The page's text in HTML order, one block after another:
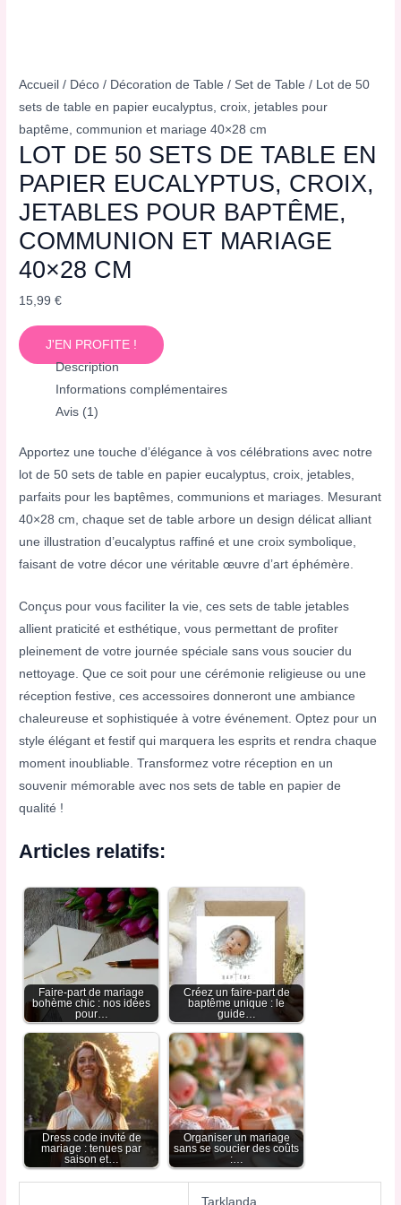
Accueil / Déco / Décoration de Table / Set de Table / Lot de 50
sets de table en papier eucalyptus, croix, jetables pour
baptême, communion et mariage 40×28 cm
LOT DE 50 SETS DE TABLE EN
PAPIER EUCALYPTUS, CROIX,
JETABLES POUR BAPTÊME,
COMMUNION ET MARIAGE
40×28 CM
15,99€
J'EN PROFITE !
Description
Informations complémentaires
Avis (1)
Apportez une touche d’élégance à vos célébrations avec notre
lot de 50 sets de table en papier eucalyptus, croix, jetables,
parfaits pour les baptêmes, communions et mariages. Mesurant
40×28 cm, chaque set de table arbore un design délicat alliant
une illustration d’eucalyptus raffiné et une croix symbolique,
faisant de votre décor une véritable œuvre d’art éphémère.
Conçus pour vous faciliter la vie, ces sets de table jetables
allient praticité et esthétique, vous permettant de profiter
pleinement de votre journée spéciale sans vous soucier du
nettoyage. Que ce soit pour une cérémonie religieuse ou une
réception festive, ces accessoires donneront une ambiance
chaleureuse et sophistiquée à votre événement. Optez pour un
style élégant et festif qui marquera les esprits et rendra chaque
moment inoubliable. Transformez votre réception en un
souvenir mémorable avec nos sets de table en papier de
qualité !
Articles relatifs:
Faire-part de mariage
bohème chic : nos idées
pour…
Créez un faire-part de
baptême unique : le
guide…
Dress code invité de
mariage : tenues par
saison et…
Organiser un mariage
sans se soucier des coûts
:…
Tarklanda